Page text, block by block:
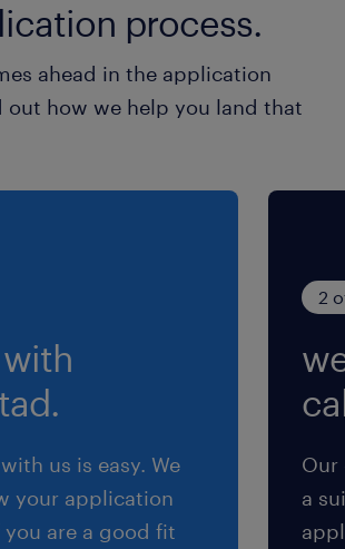
働7時間00分・休憩60分）
ロ以上の場合：定期代 or～17.7
万円/月）
process.
ahead in the application
out how we help you land that
us is easy. We
your application
you are a good fit
2
Our
a